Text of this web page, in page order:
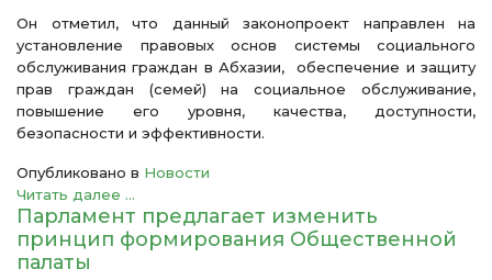
Он отметил, что данный законопроект направлен на
установление правовых основ системы социального
обслуживания граждан в Абхазии, обеспечение и защиту
прав граждан (семей) на социальное обслуживание,
повышение его уровня, качества, доступности,
безопасности и эффективности.
Опубликовано в Новости
Читать далее ...
Парламент предлагает изменить
принцип формирования Общественной
палаты